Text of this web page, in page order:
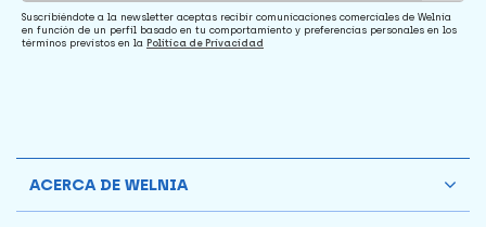
Suscribiéndote a la newsletter aceptas recibir comunicaciones comerciales de Welnia
en función de un perfil basado en tu comportamiento y preferencias personales en los
términos previstos en la Política de Privacidad
ACERCA DE WELNIA